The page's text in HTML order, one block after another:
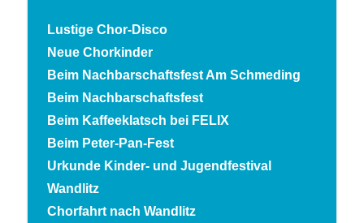
Lustige Chor-Disco
Neue Chorkinder
Beim Nachbarschaftsfest Am Schmeding
Beim Nachbarschaftsfest
Beim Kaffeeklatsch bei FELIX
Beim Peter-Pan-Fest
Urkunde Kinder- und Jugendfestival
Wandlitz
Chorfahrt nach Wandlitz